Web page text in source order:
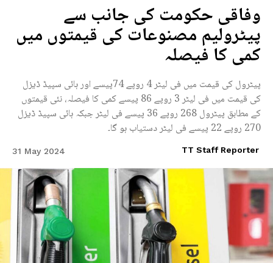
وفاقی حکومت کی جانب سے
پیٹرولیم مصنوعات کی قیمتوں میں
کمی کا فیصلہ
پیٹرول کی قیمت میں فی لیٹر 4 روپے 74پیسے اور ہائی سپیڈ ڈیزل
کی قیمت میں فی لیٹر 3 روپے 86 پیسے کمی کا فیصلہ، نئی قیمتوں
کے مطابق پیٹرول 268 روپے 36 پیسے فی لیٹر جبکہ ہائی سپیڈ ڈیزل
270 روپے 22 پیسے فی لیٹر دستیاب ہو گا۔
TT Staff Reporter
31 May 2024